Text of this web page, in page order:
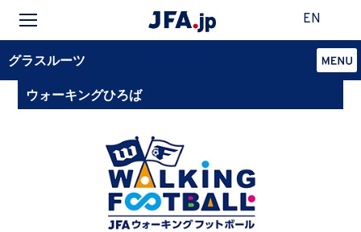
EN
グラスルーツ
ウォーキングひろば